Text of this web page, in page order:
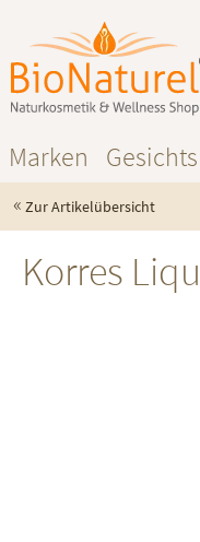
Marken
« Zur Artikelübersicht
Korres